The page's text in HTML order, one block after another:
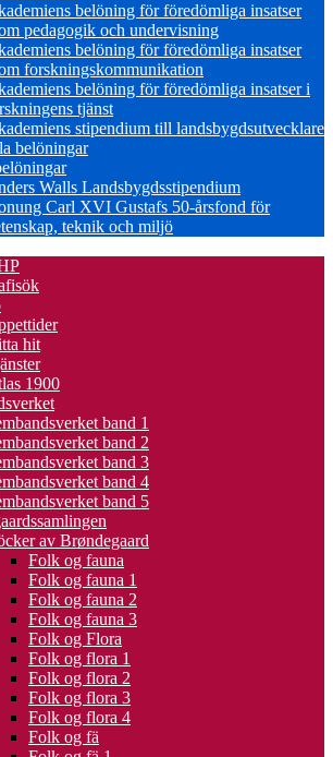
belöning för föredömliga insatser
pedagogik och undervisning
belöning för föredömliga insatser
forskningskommunikation
belöning för föredömliga insatser i
tjänst
stipendium till landsbygdsutvecklare
belöningar
Walls Landsbygdsstipendium
Carl XVI Gustafs 50-årsfond för
teknik och miljö
hit
1900
band 1
band 2
band 3
band 4
band 5
av Brøndegaard
Folk og fauna
Folk og fauna 1
Folk og fauna 2
Folk og fauna 3
Folk og Flora
Folk og flora 1
Folk og flora 2
Folk og flora 3
Folk og flora 4
Folk og fä